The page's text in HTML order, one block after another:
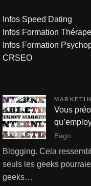
Infos Speed Dating
Infos Formation
Infos Formation
CRSEO
Vous
Eago
Blogging. Cela
seuls les geeks
geeks…